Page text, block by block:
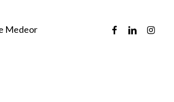
Medeor facebooklinkedin